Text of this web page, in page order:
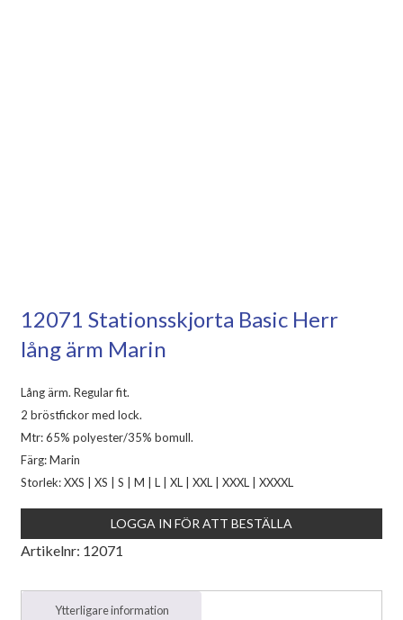
12071 Stationsskjorta Basic Herr
lång ärm Marin
Lång ärm. Regular fit.
2 bröstfickor med lock.
Mtr: 65% polyester/35% bomull.
Färg: Marin
Storlek: XXS | XS | S | M | L | XL | XXL | XXXL | XXXXL
LOGGA IN FÖR ATT BESTÄLLA
Artikelnr: 12071
Ytterligare information